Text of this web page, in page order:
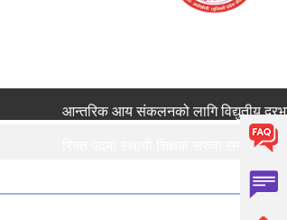
आन्तरिक आय संकलनको लागि विद्युतीय
रिक्त पदमा स्थायी शिक्षक सरुवा सम्बन्धमा ।।।
रिक्त पदमा स्थायी शिक्षक सरुवा सम्बन्धमा ।।।